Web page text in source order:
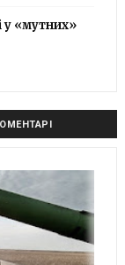
у «мутних»